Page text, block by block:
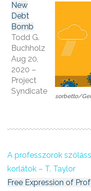
New
Debt
Bomb
Todd G.
Buchholz
Aug 20,
2020 –
Project
Syndicate
sorbetto/
A professzorok
korlátok – T. Taylor
Free Expression of